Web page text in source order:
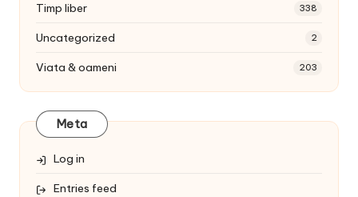
Timp liber 338
Uncategorized 2
Viata & oameni 203
Meta
Log in
Entries feed